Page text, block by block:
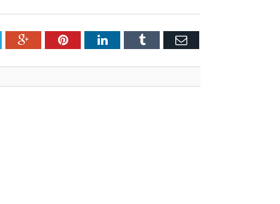
Google+PinterestLinkedInTumblr Емейл